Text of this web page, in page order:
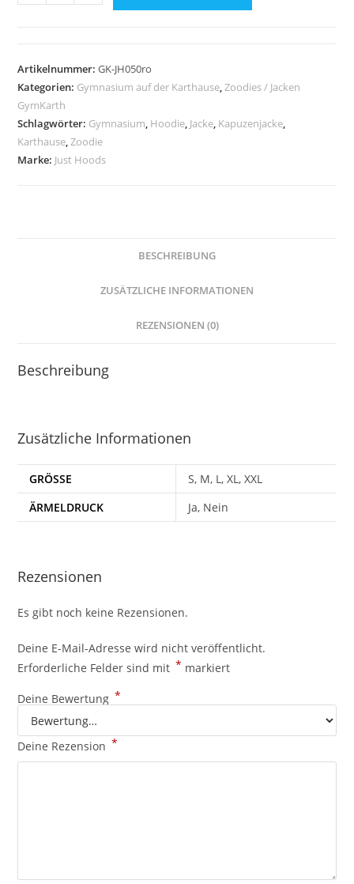
JustHoods
-
Gymnasium
auf
der
Karthause
Menge
Artikelnummer:GK-JH050ro
Kategorien: Gymnasium auf der Karthause,Zoodies / Jacken
GymKarth
Schlagwörter: Gymnasium, Hoodie, Jacke, Kapuzenjacke,
Karthause,Zoodie
Marke: Just Hoods
BESCHREIBUNG
ZUSÄTZLICHE INFORMATIONEN
REZENSIONEN (0)
Beschreibung
Zusätzliche Informationen
GRÖSSE
S, M, L, XL, XXL
ÄRMELDRUCK
Ja, Nein
Rezensionen
Es gibt noch keine Rezensionen.
Deine E-Mail-Adresse wird nicht veröffentlicht.
Erforderliche Felder sind mit * markiert
Deine Bewertung *
Deine Rezension *